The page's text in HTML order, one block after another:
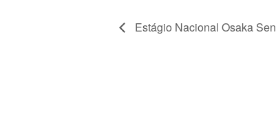
Estágio Nacional Osaka